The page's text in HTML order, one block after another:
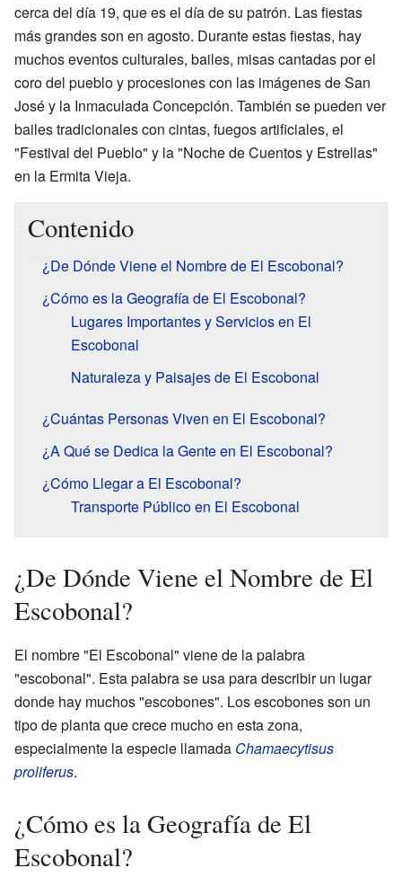
cerca del día 19, que es el día de su patrón. Las fiestas
más grandes son en agosto. Durante estas fiestas, hay
muchos eventos culturales, bailes, misas cantadas por el
coro del pueblo y procesiones con las imágenes de San
José y la Inmaculada Concepción. También se pueden ver
bailes tradicionales con cintas, fuegos artificiales, el
"Festival del Pueblo" y la "Noche de Cuentos y Estrellas"
en la Ermita Vieja.
Contenido
¿De Dónde Viene el Nombre de El Escobonal?
¿Cómo es la Geografía de El Escobonal?
Lugares Importantes y Servicios en El
Escobonal
Naturaleza y Paisajes de El Escobonal
¿Cuántas Personas Viven en El Escobonal?
¿A Qué se Dedica la Gente en El Escobonal?
¿Cómo Llegar a El Escobonal?
Transporte Público en El Escobonal
¿De Dónde Viene el Nombre de El
Escobonal?
El nombre "El Escobonal" viene de la palabra
"escobonal". Esta palabra se usa para describir un lugar
donde hay muchos "escobones". Los escobones son un
tipo de planta que crece mucho en esta zona,
especialmente la especie llamada Chamaecytisus
proliferus.
¿Cómo es la Geografía de El
Escobonal?